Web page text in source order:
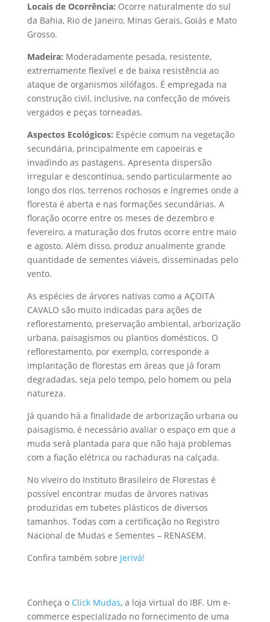
Locais de Ocorrência: Ocorre naturalmente do sul
da Bahia, Rio de Janeiro, Minas Gerais, Goiás e Mato
Grosso.
Madeira: Moderadamente pesada, resistente,
extremamente flexível e de baixa resistência ao
ataque de organismos xilófagos. É empregada na
construção civil, inclusive, na confecção de móveis
vergados e peças torneadas.
Aspectos Ecológicos: Espécie comum na vegetação
secundária, principalmente em capoeiras e
invadindo as pastagens. Apresenta dispersão
irregular e descontínua, sendo particularmente ao
longo dos rios, terrenos rochosos e íngremes onde a
floresta é aberta e nas formações secundárias. A
floração ocorre entre os meses de dezembro e
fevereiro, a maturação dos frutos ocorre entre maio
e agosto. Além disso, produz anualmente grande
quantidade de sementes viáveis, disseminadas pelo
vento.
As espécies de árvores nativas como a AÇOITA
CAVALO são muito indicadas para ações de
reflorestamento, preservação ambiental, arborização
urbana, paisagismos ou plantios domésticos. O
reflorestamento, por exemplo, corresponde a
implantação de florestas em áreas que já foram
degradadas, seja pelo tempo, pelo homem ou pela
natureza.
Já quando há a finalidade de arborização urbana ou
paisagismo, é necessário avaliar o espaço em que a
muda será plantada para que não haja problemas
com a fiação elétrica ou rachaduras na calçada.
No viveiro do Instituto Brasileiro de Florestas é
possível encontrar mudas de árvores nativas
produzidas em tubetes plásticos de diversos
tamanhos. Todas com a certificação no Registro
Nacional de Mudas e Sementes – RENASEM.
Confira também sobre Jerivá!
Conheça o Click Mudas, a loja virtual do IBF. Um e-
commerce especializado no fornecimento de uma